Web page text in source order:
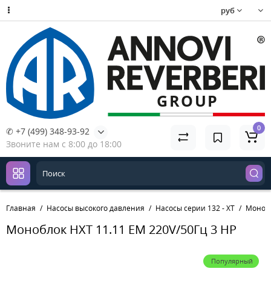
руб
✆ +7 (499) 348-93-92
Звоните нам с 8:00 до 18:00
0
Главная Насосы высокого давления Насосы серии 132 - XT
Моноблок HXT 11.11 EM 220V/50Гц 3 HP
Популярный